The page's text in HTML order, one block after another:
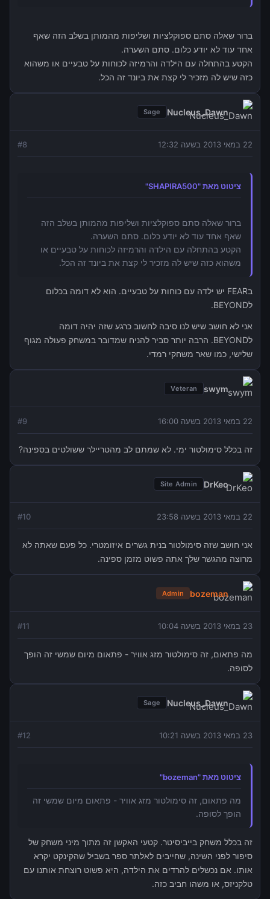
ברור שאלה סתם ספוקלציות ושליפות מהמותן בשלב הזה שאף
אחד עוד לא יודע כלום. סתם השערה.
הקטע בהתחלה עם הילדה והרמיזה לכוחות על טבעיים או משהוא
כזה שיש לה מזכיר לי קצת את ביונד זה הכל.
Nucleus_Dawn
Sage
22 במאי 2013 בשעה 12:32 #8
ציטוט מאת "SHAPIRA500"
ברור שאלה סתם ספוקלציות ושליפות מהמותן בשלב הזה
שאף אחד עוד לא יודע כלום. סתם השערה.
הקטע בהתחלה עם הילדה והרמיזה לכוחות על טבעיים או
משהוא כזה שיש לה מזכיר לי קצת את ביונד זה הכל.
בFEAR יש ילדה עם כוחות על טבעיים. הוא לא דומה בכלום
לBEYOND.
אני לא חושב שיש לנו סיבה לחשוב כרגע שזה יהיה דומה
לBEYOND. הרבה יותר סביר להניח שמדובר במשחק פעולה מגוף
שלישי, כמו שאר משחקי רמדי.
swym
Veteran
22 במאי 2013 בשעה 16:00 #9
זה בכלל סימולטור ימי. לא שמתם לב מהטריילר ששולטים בספינה?
DrKeo
Site Admin
22 במאי 2013 בשעה 23:58 #10
אני חושב שזה סימולטור בנית גשרים איזומטרי. כל פעם שאתה לא
מרוצה מהגשר שלך אתה פשוט מזמן ספינה.
bozeman
Admin
23 במאי 2013 בשעה 10:04 #11
מה פתאום, זה סימולטור מזג אוויר - פתאום מיום שמשי זה הופך
לסופה.
Nucleus_Dawn
Sage
23 במאי 2013 בשעה 10:21 #12
ציטוט מאת "bozeman"
מה פתאום, זה סימולטור מזג אוויר - פתאום מיום שמשי זה
הופך לסופה.
זה בכלל משחק בייביסיטר. קטעי האקשן זה מתוך מיני משחק של
סיפור לפני השינה, שחייבים לאלתר ספר בשביל שהקינקט יקרא
אותו. אם נכשלים להרדים את הילדה, היא פשוט רוצחת אותנו עם
טלקניזס, או משהו חביב כזה.